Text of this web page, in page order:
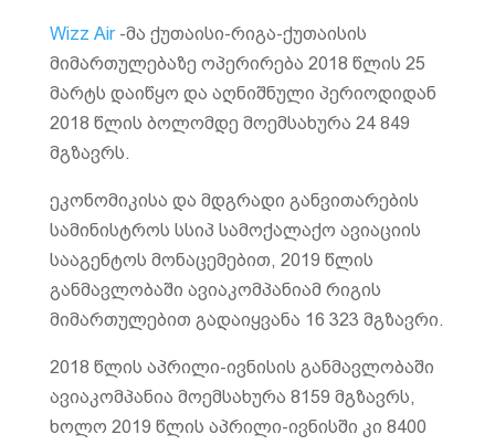
Wizz Air-მა ქუთაისი-რიგა-ქუთაისის
მიმართულებაზე ოპერირება 2018 წლის 25
მარტს დაიწყო და აღნიშნული პერიოდიდან
2018 წლის ბოლომდე მოემსახურა 24 849
მგზავრს.
ეკონომიკისა და მდგრადი განვითარების
სამინისტროს სსიპ სამოქალაქო ავიაციის
სააგენტოს მონაცემებით, 2019 წლის
განმავლობაში ავიაკომპანიამ რიგის
მიმართულებით გადაიყვანა 16 323 მგზავრი.
2018 წლის აპრილი-ივნისის განმავლობაში
ავიაკომპანია მოემსახურა 8159 მგზავრს,
ხოლო 2019 წლის აპრილი-ივნისში კი 8400